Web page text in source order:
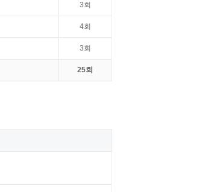
3회
4회
3회
25회